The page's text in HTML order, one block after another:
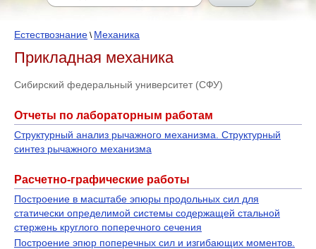
Естествознание \ Механика
Прикладная механика
Сибирский федеральный университет (СФУ)
Отчеты по лабораторным работам
Структурный анализ рычажного механизма. Структурный
синтез рычажного механизма
Расчетно-графические работы
Построение в масштабе эпюры продольных сил для
статически определимой системы содержащей стальной
стержень круглого поперечного сечения
Построение эпюр поперечных сил и изгибающих моментов.